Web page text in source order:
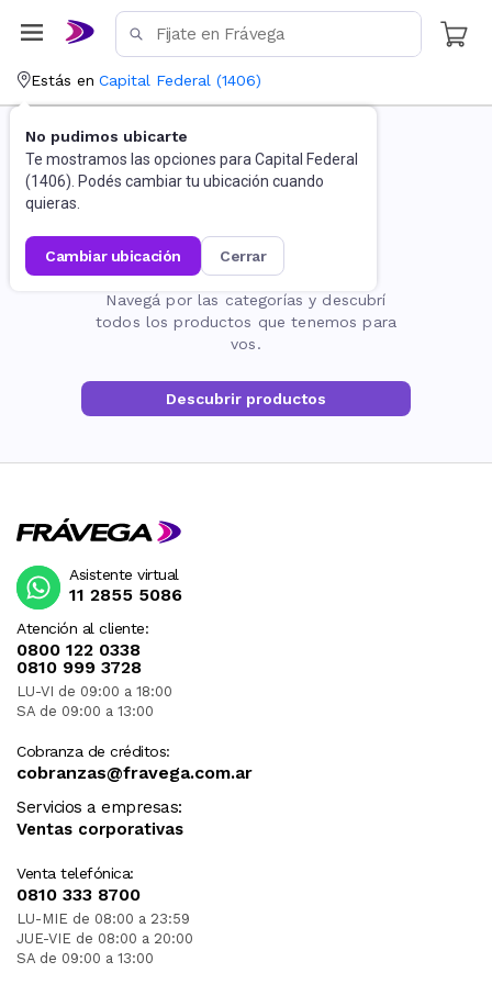
Estás en Capital Federal (1406)
No pudimos ubicarte
Te mostramos las opciones para Capital Federal
(1406). Podés cambiar tu ubicación cuando
quieras.
cambiar ubicación cerrar
La página no existe
Navegá por las categorías y descubrí
todos los productos que tenemos para
vos.
Descubrir productos
Atención al cliente:
0800 122 0338
0810 999 3728
LU-VI de 09:00 a 18:00
SA de 09:00 a 13:00
Cobranza de créditos:
cobranzas@fravega.com.ar
Servicios a empresas:
Ventas corporativas
Venta telefónica:
0810 333 8700
LU-MIE de 08:00 a 23:59
JUE-VIE de 08:00 a 20:00
SA de 09:00 a 13:00
Asistente virtual
11 2855 5086